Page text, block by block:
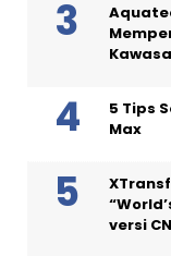
5 Tips
Max
versi